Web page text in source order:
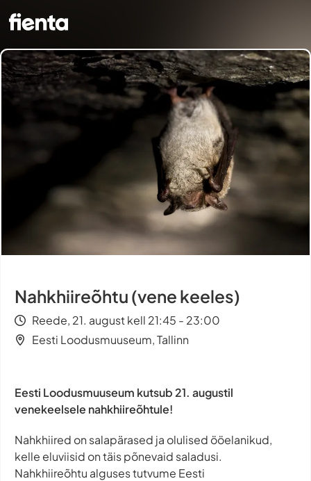
Nahkhiireõhtu (vene keeles)
Reede, 21. august kell 21:45 - 23:00
Eesti Loodusmuuseum, Tallinn
Eesti Loodusmuuseum kutsub 21. augustil
venekeelsele nahkhiireõhtule!
Nahkhiired on salapärased ja olulised ööelanikud,
kelle eluviisid on täis põnevaid saladusi.
Nahkhiireõhtu alguses tutvume Eesti